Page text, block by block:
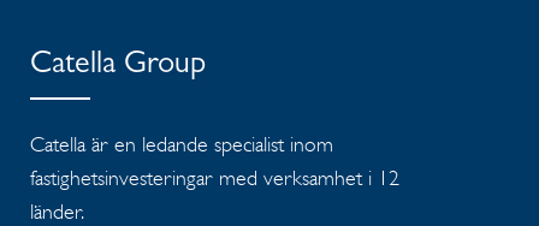
Catella Group
Catella är en ledande specialist inom
fastighetsinvesteringar med verksamhet i 12
länder.